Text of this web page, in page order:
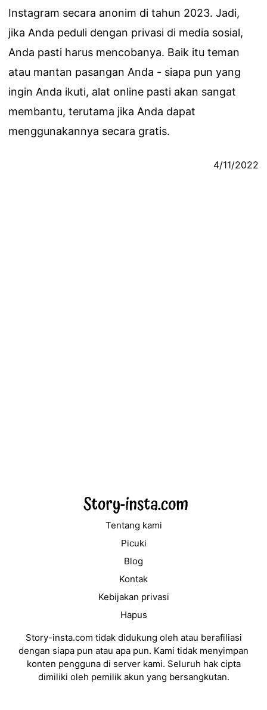
Instagram secara anonim di tahun 2023. Jadi,
jika Anda peduli dengan privasi di media sosial,
Anda pasti harus mencobanya. Baik itu teman
atau mantan pasangan Anda - siapa pun yang
ingin Anda ikuti, alat online pasti akan sangat
membantu, terutama jika Anda dapat
menggunakannya secara gratis.
4/11/2022
Tentang kami
Picuki
Blog
Kontak
Kebijakan privasi
Hapus
Story-insta.com tidak didukung oleh atau berafiliasi
dengan siapa pun atau apa pun. Kami tidak menyimpan
konten pengguna di server kami. Seluruh hak cipta
dimiliki oleh pemilik akun yang bersangkutan.